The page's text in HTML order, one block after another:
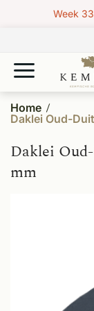
Week
Home
Daklei Oud-
Daklei
mm